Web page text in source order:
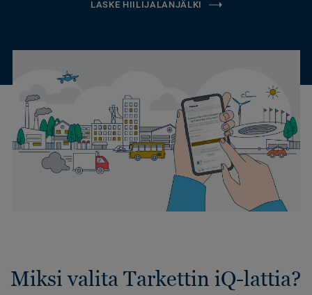
LASKE HIILIJALANJÄLKI
Miksi valita Tarkettin iQ-lattia?